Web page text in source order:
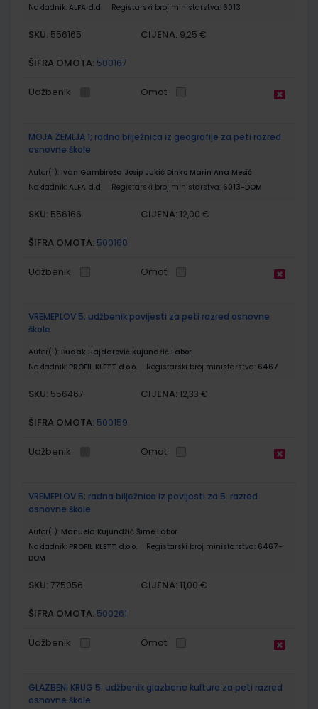
Nakladnik: ALFA d.d. Registarski broj ministarstva: 6013
SKU: 556165 CIJENA: 9,25 €
ŠIFRA OMOTA: 500167
Udžbenik Omot
MOJA ZEMLJA 1; radna bilježnica iz geografije za peti razred
osnovne škole
Autor(i): Ivan Gambiroža Josip Jukić Dinko Marin Ana Mesić
Nakladnik: ALFA d.d. Registarski broj ministarstva: 6013-DOM
SKU: 556166 CIJENA: 12,00 €
ŠIFRA OMOTA: 500160
Udžbenik Omot
VREMEPLOV 5; udžbenik povijesti za peti razred osnovne
škole
Autor(i): Budak Hajdarović Kujundžić Labor
Nakladnik: PROFIL KLETT d.o.o. Registarski broj ministarstva: 6467
SKU: 556467 CIJENA: 12,33 €
ŠIFRA OMOTA: 500159
Udžbenik Omot
VREMEPLOV 5; radna bilježnica iz povijesti za 5. razred
osnovne škole
Autor(i): Manuela Kujundžić Šime Labor
Nakladnik: PROFIL KLETT d.o.o. Registarski broj ministarstva: 6467-
DOM
SKU: 775056 CIJENA: 11,00 €
ŠIFRA OMOTA: 500261
Udžbenik Omot
GLAZBENI KRUG 5; udžbenik glazbene kulture za peti razred
osnovne škole